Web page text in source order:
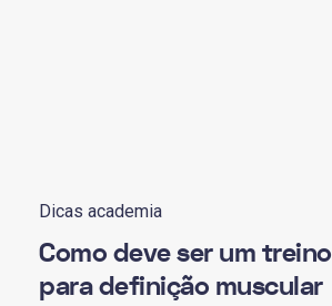
Dicas academia
Como deve ser um treino
para definição muscular